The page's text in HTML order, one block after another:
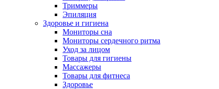
Триммеры
Эпиляция
Здоровье и гигиена
Мониторы сна
Мониторы сердечного ритма
Уход за лицом
Товары для гигиены
Массажеры
Товары для фитнеса
Здоровье